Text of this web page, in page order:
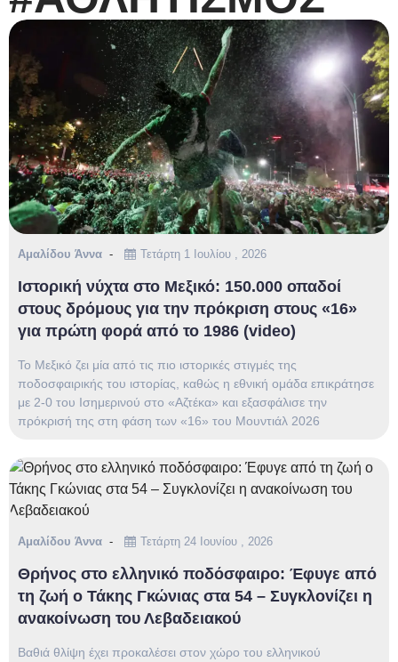
Αμαλίδου Άννα Τετάρτη 1 Ιουλίου , 2026
Ιστορική νύχτα στο Μεξικό: 150.000 οπαδοί
στους δρόμους για την πρόκριση στους «16»
για πρώτη φορά από το 1986 (video)
Το Μεξικό ζει μία από τις πιο ιστορικές στιγμές της
ποδοσφαιρικής του ιστορίας, καθώς η εθνική ομάδα επικράτησε
με 2-0 του Ισημερινού στο «Αζτέκα» και εξασφάλισε την
πρόκρισή της στη φάση των «16» του Μουντιάλ 2026
Αμαλίδου Άννα Τετάρτη 24 Ιουνίου , 2026
Θρήνος στο ελληνικό ποδόσφαιρο: Έφυγε από
τη ζωή ο Τάκης Γκώνιας στα 54 – Συγκλονίζει η
ανακοίνωση του Λεβαδειακού
Βαθιά θλίψη έχει προκαλέσει στον χώρο του ελληνικού